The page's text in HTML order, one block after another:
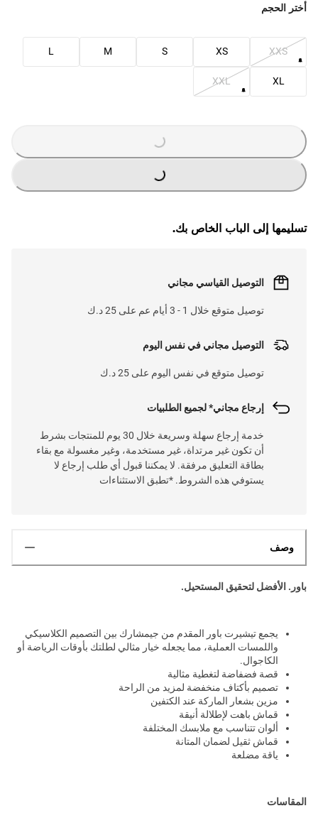
أختر الحجم
XXS
XS
S
M
L
XL
XXL
L
O
A
D
I
N
G
.
.
.
G
.
تسليمها إلى الباب الخاص بك.
التوصيل القياسي مجاني
توصيل متوقع خلال 1 - 3 أيام عم على 25 د.ك
التوصيل مجاني في نفس اليوم
توصيل متوقع في نفس اليوم على 25 د.ك
إرجاع مجاني* لجميع الطلبيات
خدمة إرجاع سهلة وسريعة خلال 30 يوم للمنتجات بشرط
أن تكون غير مرتداة، غير مستخدمة، وغير مغسولة مع بقاء
بطاقة التعليق مرفقة. لا يمكننا قبول أي طلب إرجاع لا
يستوفي هذه الشروط. *تطبق الاستثناءات
وصف
باور. الأفضل لتحقيق المستحيل.
يجمع تيشيرت باور المقدم من جيمشارك بين التصميم الكلاسيكي
واللمسات العملية، مما يجعله خيار مثالي لطلتك بأوقات الرياضة أو
الكاجوال.
قصة فضفاضة لتغطية مثالية
تصميم بأكتاف منخفضة لمزيد من الراحة
مزين بشعار الماركة عند الكتفين
قماش باهت لإطلالة أنيقة
ألوان تتناسب مع ملابسك المختلفة
قماش ثقيل لضمان المتانة
ياقة مضلعة
المقاسات